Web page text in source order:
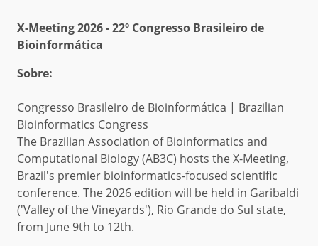
X-Meeting 2026 - 22º Congresso Brasileiro de
Bioinformática
Sobre:
Congresso Brasileiro de Bioinformática | Brazilian
Bioinformatics Congress
The Brazilian Association of Bioinformatics and
Computational Biology (AB3C) hosts the X-Meeting,
Brazil's premier bioinformatics-focused scientific
conference. The 2026 edition will be held in Garibaldi
('Valley of the Vineyards'), Rio Grande do Sul state,
from June 9th to 12th.